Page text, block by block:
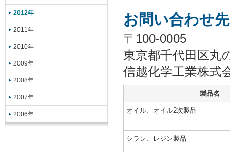
2012年
2011年
2010年
2009年
2008年
2007年
2006年
お問い合わせ先
〒100-0005
東京都千代田区丸
信越化学工業株
製品名
オイル、オイル2次製品
シラン、レジン製品